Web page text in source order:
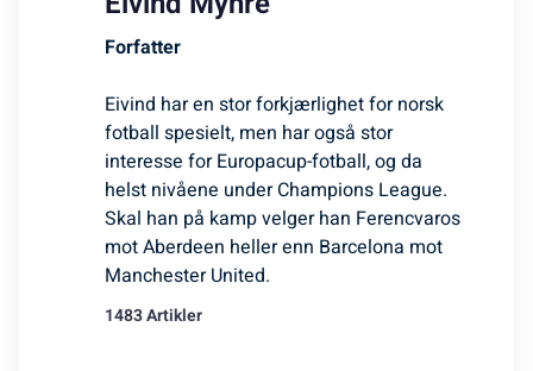
Forfatter
Eivind har en stor forkjærlighet for norsk
fotball spesielt, men har også stor
interesse for Europacup-fotball, og da
helst nivåene under Champions League.
Skal han på kamp velger han Ferencvaros
mot Aberdeen heller enn Barcelona mot
Manchester United.
1483 Artikler